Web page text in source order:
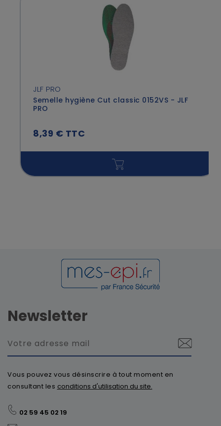
JLF PRO
Semelle hygiène Cut classic 0152VS - JLF
PRO
8,39 € TTC
Newsletter
Vous pouvez vous désinscrire à tout moment en
consultant les conditions d'utilisation du site.
02 59 45 02 19